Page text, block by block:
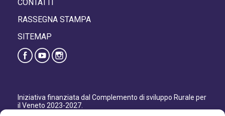
CONTATTI
RASSEGNA STAMPA
SITEMAP
Iniziativa finanziata dal Complemento di sviluppo Rurale per
il Veneto 2023-2027.